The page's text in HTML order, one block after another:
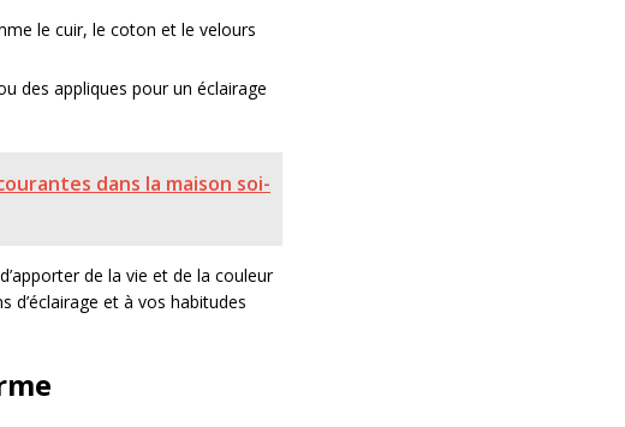
le cuir, le coton et le velours
des appliques pour un éclairage
dans la maison soi-
de la vie et de la couleur
d’éclairage et à vos habitudes